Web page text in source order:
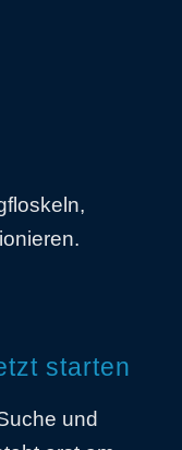
starten
und